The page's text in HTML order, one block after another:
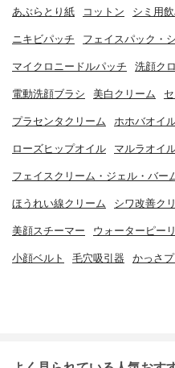
あぶらとり紙 コットン シミ用
ニキビパッチ フェイスパック・
マイクロニードルパッチ 洗顔ク
電動洗顔ブラシ 美白クリーム
プラセンタクリーム ホホバオイ
ローズヒップオイル マルラオイ
フェイスクリーム・ジェル・バー
ほうれい線クリーム シワ改善ク
美顔スチーマー ウォーターピー
小顔ベルト 毛穴吸引器 かっさ